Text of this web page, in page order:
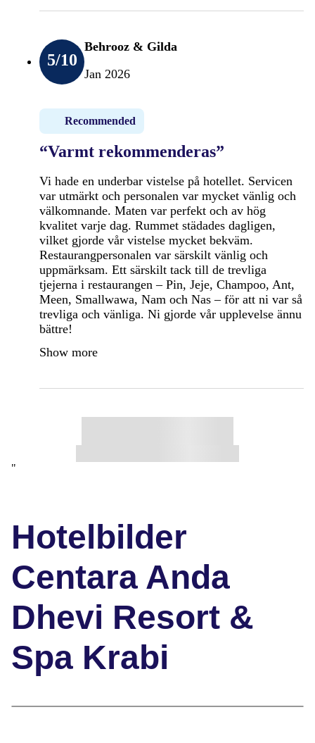
5/10
Behrooz & Gilda
Jan 2026
Recommended
“Varmt rekommenderas”
Vi hade en underbar vistelse på hotellet. Servicen
var utmärkt och personalen var mycket vänlig och
välkomnande. Maten var perfekt och av hög
kvalitet varje dag. Rummet städades dagligen,
vilket gjorde vår vistelse mycket bekväm.
Restaurangpersonalen var särskilt vänlig och
uppmärksam. Ett särskilt tack till de trevliga
tjejerna i restaurangen – Pin, Jeje, Champoo, Ant,
Meen, Smallwawa, Nam och Nas – för att ni var så
trevliga och vänliga. Ni gjorde vår upplevelse ännu
bättre!
Show more
"
Hotelbilder
Centara Anda
Dhevi Resort &
Spa Krabi